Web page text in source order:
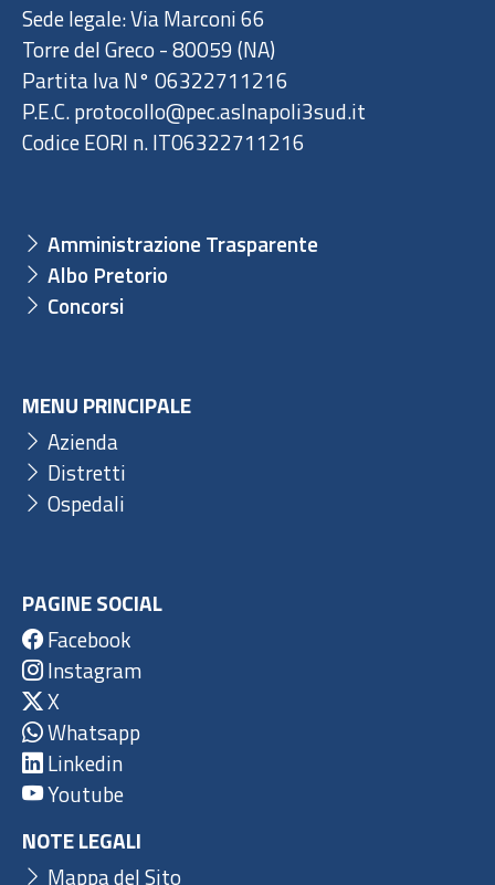
Sede legale: Via Marconi 66
Torre del Greco - 80059 (NA)
Partita Iva N° 06322711216
P.E.C. protocollo@pec.aslnapoli3sud.it
Codice EORI n. IT06322711216
Amministrazione Trasparente
Albo Pretorio
Concorsi
MENU PRINCIPALE
Azienda
Distretti
Ospedali
PAGINE SOCIAL
Facebook
Instagram
X
Whatsapp
Linkedin
Youtube
NOTE LEGALI
Mappa del Sito